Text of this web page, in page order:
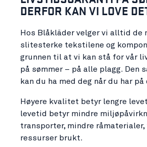
DERFOR KAN VI LOVE
Hos Blåkläder velger vi alltid de
slitesterke tekstilene og
grunnen til at vi kan stå for vår
på sømmer – på alle plagg. Den
kan du ha med deg når du har på
Høyere kvalitet betyr lengre
levetid betyr mindre
transporter, mindre
ressurser brukt.